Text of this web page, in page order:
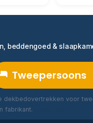
beddengoed &
Tweepersoons
dekbedovertrekken voor
fabrikant.